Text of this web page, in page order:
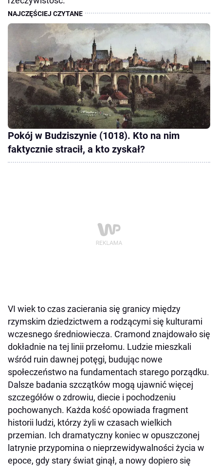
Pokój w Budziszynie (1018). Kto na nim
faktycznie stracił, a kto zyskał?
VI wiek to czas zacierania się granicy między
rzymskim dziedzictwem a rodzącymi się kulturami
wczesnego średniowiecza. Cramond znajdowało się
dokładnie na tej linii przełomu. Ludzie mieszkali
wśród ruin dawnej potęgi, budując nowe
społeczeństwo na fundamentach starego porządku.
Dalsze badania szczątków mogą ujawnić więcej
szczegółów o zdrowiu, diecie i pochodzeniu
pochowanych. Każda kość opowiada fragment
historii ludzi, którzy żyli w czasach wielkich
przemian. Ich dramatyczny koniec w opuszczonej
latrynie przypomina o nieprzewidywalności życia w
epoce, gdy stary świat ginął, a nowy dopiero się